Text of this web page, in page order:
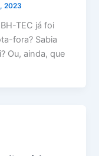
2023
TEC já foi
fora? Sabia
Ou, ainda, que